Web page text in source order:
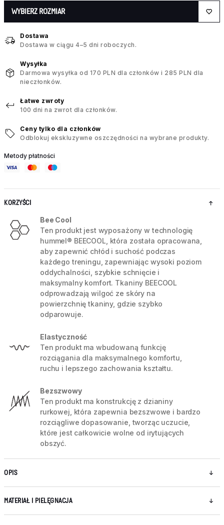
WYBIERZ ROZMIAR
Dostawa
Dostawa w ciągu 4–5 dni roboczych.
Wysyłka
Darmowa wysyłka od 170 PLN dla członków i 285 PLN dla
nieczłonków.
Łatwe zwroty
100 dni na zwrot dla członków.
Ceny tylko dla członków
Odblokuj ekskluzywne oszczędności na wybrane produkty.
Metody płatności
KORZYŚCI
Bee Cool
Ten produkt jest wyposażony w technologię
hummel® BEECOOL, która została opracowana,
aby zapewnić chłód i suchość podczas
każdego treningu, zapewniając wysoki poziom
oddychalności, szybkie schnięcie i
maksymalny komfort. Tkaniny BEECOOL
odprowadzają wilgoć ze skóry na
powierzchnię tkaniny, gdzie szybko
odparowuje.
Elastyczność
Ten produkt ma wbudowaną funkcję
rozciągania dla maksymalnego komfortu,
ruchu i lepszego zachowania kształtu.
Bezszwowy
Ten produkt ma konstrukcję z dzianiny
rurkowej, która zapewnia bezszwowe i bardzo
rozciągliwe dopasowanie, tworząc uczucie,
które jest całkowicie wolne od irytujących
obszyć.
OPIS
MATERIAŁ I PIELĘGNACJA